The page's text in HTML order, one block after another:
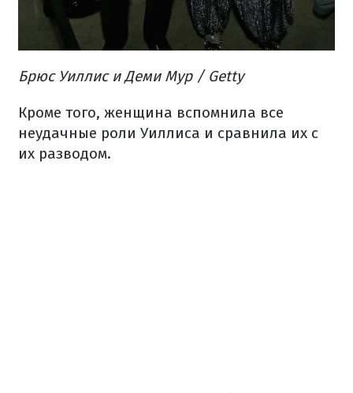
Брюс Уиллис и Деми Мур / Getty
Кроме того, женщина вспомнила все
неудачные роли Уиллиса и сравнила их с
их разводом.